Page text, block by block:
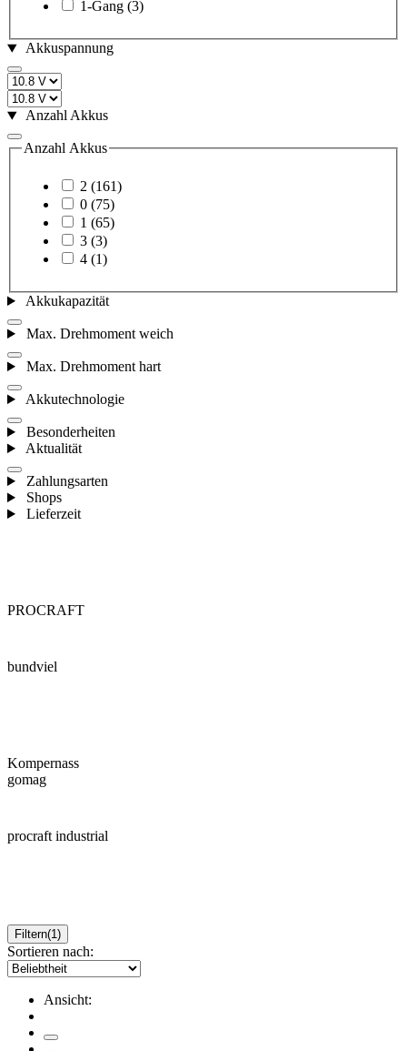
1-Gang (3)
Akkuspannung
Anzahl Akkus
Anzahl Akkus
2 (161)
0 (75)
1 (65)
3 (3)
4 (1)
Akkukapazität
Max. Drehmoment weich
Max. Drehmoment hart
Akkutechnologie
Besonderheiten
Aktualität
Zahlungsarten
Shops
Lieferzeit
PROCRAFT
bundviel
Kompernass
gomag
procraft industrial
Filtern(1)
Sortieren nach:
Ansicht: